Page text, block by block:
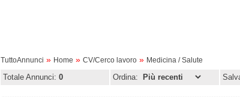
TuttoAnnunci » Home » CV/Cerco lavoro » Medicina / Salute
Totale Annunci: 0 Ordina: